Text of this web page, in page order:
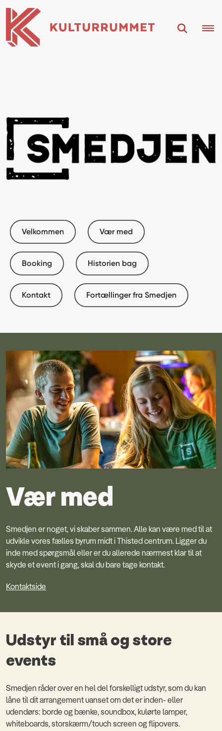
Velkommen Vær med
Booking Historien bag
Kontakt Fortællinger fra Smedjen
Vær med
Smedjen er noget, vi skaber sammen. Alle kan være med til at
udvikle vores fælles byrum midt i Thisted centrum. Ligger du
inde med spørgsmål eller er du allerede nærmest klar til at
skyde et event i gang, skal du bare tage kontakt.
Kontaktside
Udstyr til små og store
events
Smedjen råder over en hel del forskelligt udstyr, som du kan
låne til dit arrangement uanset om det er inden- eller
udendørs: borde og bænke, soundbox, kulørte lamper,
whiteboards, storskærm/touch screen og flipovers.